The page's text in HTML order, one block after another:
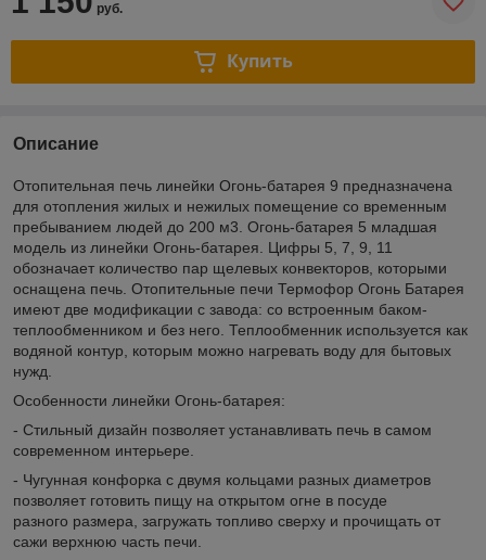
руб.
Купить
Описание
Отопительная печь линейки Огонь-батарея 9 предназначена
для отопления жилых и нежилых помещение со временным
пребыванием людей до 200 м3. Огонь-батарея 5 младшая
модель из линейки Огонь-батарея. Цифры 5, 7, 9, 11
обозначает количество пар щелевых конвекторов, которыми
оснащена печь. Отопительные печи Термофор Огонь Батарея
имеют две модификации с завода: со встроенным баком-
теплообменником и без него. Теплообменник используется как
водяной контур, которым можно нагревать воду для бытовых
нужд.
Особенности линейки Огонь-батарея:
- Стильный дизайн позволяет устанавливать печь в самом
современном интерьере.
- Чугунная конфорка с двумя кольцами разных диаметров
позволяет готовить пищу на открытом огне в посуде
разного размера, загружать топливо сверху и прочищать от
сажи верхнюю часть печи.